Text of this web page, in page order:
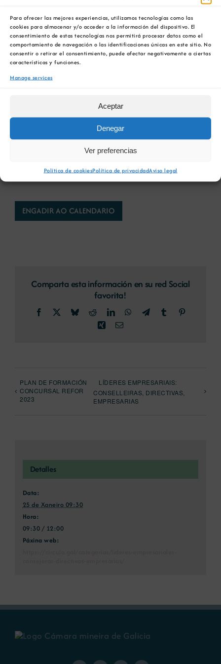
Para ofrecer las mejores experiencias, utilizamos tecnologías como las
cookies para almacenar y/o acceder a la información del dispositivo. El
consentimiento de estas tecnologías nos permitirá procesar datos como el
comportamiento de navegación o las identificaciones únicas en este sitio. No
consentir o retirar el consentimiento, puede afectar negativamente a ciertas
características y funciones.
Manage services
Aceptar
Denegar
Ver preferencias
Política de cookiesPolítica de privacidadAviso legal
futura
(panel)
Marian Mouriño, RC Celta.Teresa Mariño,
Altia.Sara Rodríguez, Hermasa.Lola Palacio,
Concepto Industrial.Angela
Coloquio / conclusións
Participación do público (presencial e online)
11:15 h.Café – Networking
ENGADIR AO CALENDARIO
Comparta esta información en su red Social
favorita!
Facebook BlueskyRedditLinkedInWhatsApp
TelegramTumblr
XingEmail
PLAN DE FORMACIÓN
CONCURSAL REFOR
2023
LÍDERES EMPRESARIAIS:
CONSELLEIRAS, DIRECTIVAS,
EMPRESARIAS
Detalles
Data:
25 de Xaneiro 09:30
Hora:
09:30 / 12:00
Páxina web: